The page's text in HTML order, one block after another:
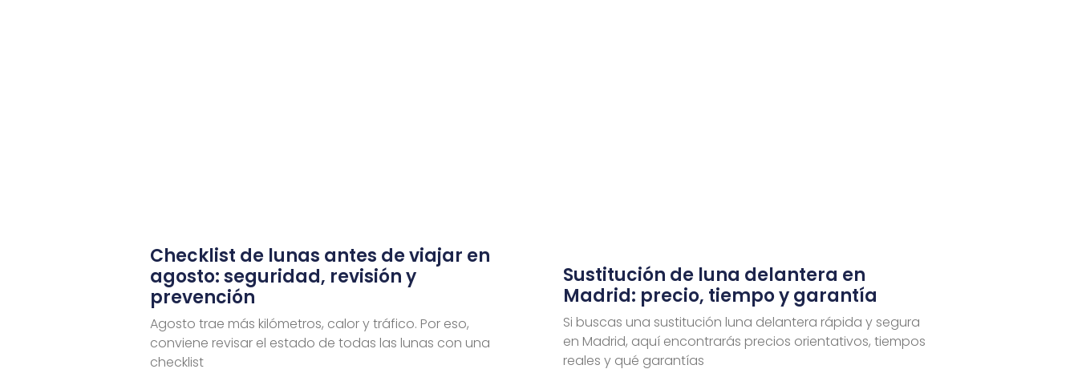
Checklist de lunas antes de viajar en
agosto: seguridad, revisión y
prevención
Agosto trae más kilómetros, calor y tráfico. Por eso,
conviene revisar el estado de todas las lunas con una
checklist
Sustitución de luna delantera en
Madrid: precio, tiempo y garantía
Si buscas una sustitución luna delantera rápida y segura
en Madrid, aquí encontrarás precios orientativos, tiempos
reales y qué garantías